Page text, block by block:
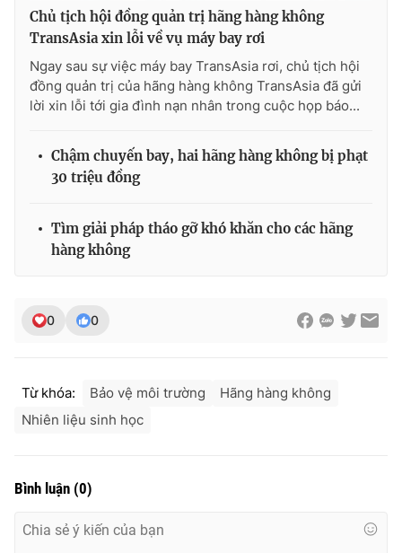
Video Shorts video
VTV Money VTV Thể thao
VTV Sức khoẻ Bất động sản
Thị trường 24h Tấm lòng Việt
Liên hệ tòa soạn
THỜI BÁO VTV
Theo dõi báo trên
Chủ tịch hội đồng quản trị hãng hàng không
TransAsia xin lỗi về vụ máy bay rơi
Ngay sau sự việc máy bay TransAsia rơi, chủ tịch hội
đồng quản trị của hãng hàng không TransAsia đã gửi
lời xin lỗi tới gia đình nạn nhân trong cuộc họp báo...
Chậm chuyến bay, hai hãng hàng không bị phạt
30 triệu đồng
Tìm giải pháp tháo gỡ khó khăn cho các hãng
hàng không
0 0
Từ khóa: Bảo vệ môi trường
Hãng hàng không
Nhiên liệu sinh học
Bình luận (0)